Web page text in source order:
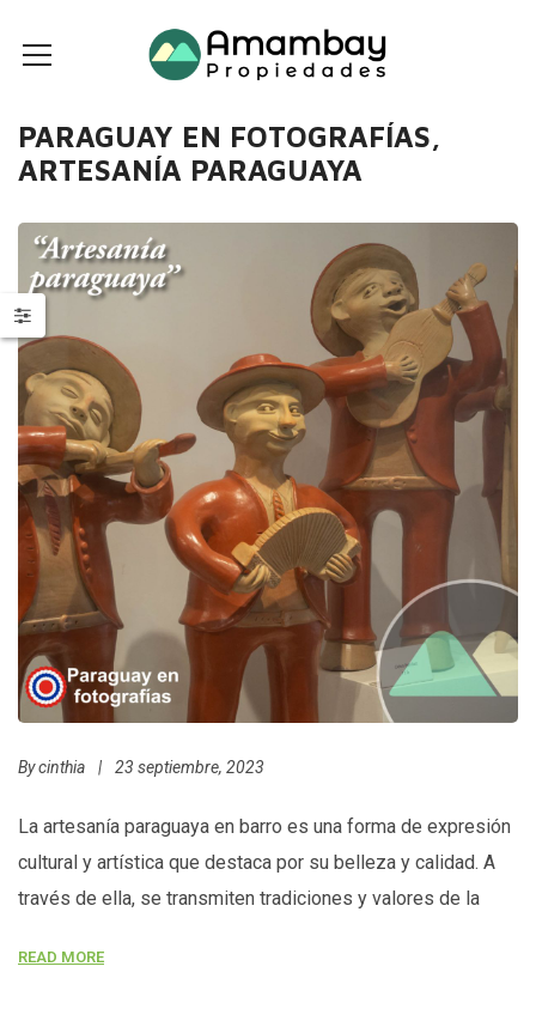
PARAGUAY EN FOTOGRAFÍAS,
ARTESANÍA PARAGUAYA
Bycinthia | 23 septiembre, 2023
La artesanía paraguaya en barro es una forma de expresión
cultural y artística que destaca por su belleza y calidad. A
través de ella, se transmiten tradiciones y valores de la
Paraguay. Se caracteriza por su estilo rústico y la utilización
READ MORE